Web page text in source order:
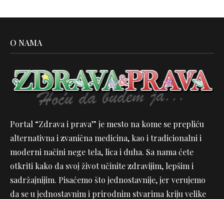
O NAMA
Portal “Zdrava i prava” je mesto na kome se prepliću
alternativna i zvanična medicina, kao i tradicionalni i
moderni načini nege tela, lica i duha. Sa nama ćete
otkriti kako da svoj život učinite zdravijim, lepšim i
sadržajnijim. Pisaćemo što jednostavnije, jer verujemo
da se u jednostavnim i prirodnim stvarima kriju velike